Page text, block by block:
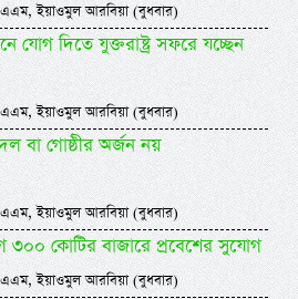
ইয়াওমুল আরবিয়া (বুধবার)
যোগ দিতে যুক্তরাষ্ট্র সফরে যচ্ছেন
ইয়াওমুল আরবিয়া (বুধবার)
বা গোষ্ঠীর অর্জন নয়
ইয়াওমুল আরবিয়া (বুধবার)
৩০০ কোটির বাজারে প্রবেশের সুযোগ
ইয়াওমুল আরবিয়া (বুধবার)